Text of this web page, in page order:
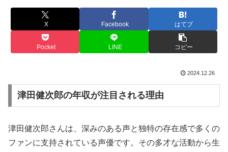
X Facebook はてブ
Pocket LINE コピー
2024.12.26
津田健次郎の年収が注目される理由
津田健次郎さんは、深みのある声と独特の存在感で多くの
ファンに支持されている声優です。その多才な活動から生